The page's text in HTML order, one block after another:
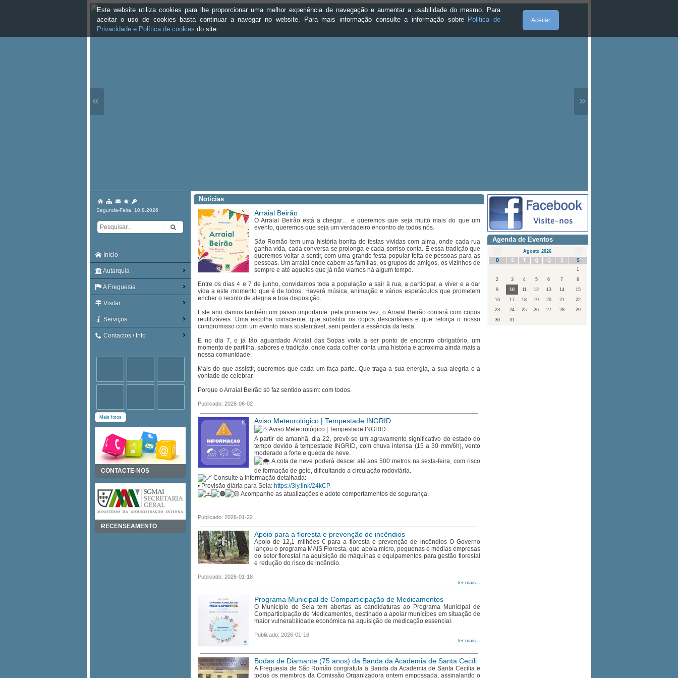
Este website utiliza cookies para lhe proporcionar uma melhor experiência de navegação e aumentar a usabilidade do mesmo. Para
aceitar o uso de cookies basta continuar a navegar no website. Para mais informação consulte a informação sobre Politica de
Privacidade e Política de cookies do site.
Aceitar
« »
Segunda-Feira, 10.8.2026
Início
Autarquia
A Freguesia
Visitar
Serviços
Contactos / Info
Mais fotos
CONTACTE-NOS
RECENSEAMENTO
Notícias
Arraial Beirão
O Arraial Beirão está a chegar… e queremos que seja muito mais do que um
evento, queremos que seja um verdadeiro encontro de todos nós.
São Romão tem uma história bonita de festas vividas com alma, onde cada rua
ganha vida, cada conversa se prolonga e cada sorriso conta. É essa tradição que
queremos voltar a sentir, com uma grande festa popular feita de pessoas para as
pessoas. Um arraial onde cabem as famílias, os grupos de amigos, os vizinhos de
sempre e até aqueles que já não víamos há algum tempo.
Entre os dias 4 e 7 de junho, convidamos toda a população a sair à rua, a participar, a viver e a dar
vida a este momento que é de todos. Haverá música, animação e vários espetáculos que prometem
encher o recinto de alegria e boa disposição.
Este ano damos também um passo importante: pela primeira vez, o Arraial Beirão contará com copos
reutilizáveis. Uma escolha consciente, que substitui os copos descartáveis e que reforça o nosso
compromisso com um evento mais sustentável, sem perder a essência da festa.
E no dia 7, o já tão aguardado Arraial das Sopas volta a ser ponto de encontro obrigatório, um
momento de partilha, sabores e tradição, onde cada colher conta uma história e aproxima ainda mais a
nossa comunidade.
Mais do que assistir, queremos que cada um faça parte. Que traga a sua energia, a sua alegria e a
vontade de celebrar.
Porque o Arraial Beirão só faz sentido assim: com todos.
Publicado: 2026-06-02
Aviso Meteorológico | Tempestade INGRID
Aviso Meteorológico | Tempestade INGRID
A partir de amanhã, dia 22, prevê-se um agravamento significativo do estado do
tempo devido à tempestade INGRID, com chuva intensa (15 a 30 mm/6h), vento
moderado a forte e queda de neve.
A cota de neve poderá descer até aos 500 metros na sexta-feira, com risco
de formação de gelo, dificultando a circulação rodoviária.
Consulte a informação detalhada:
• Previsão diária para Seia: https://3ly.link/24kCP
Acompanhe as atualizações e adote comportamentos de segurança.
Publicado: 2026-01-22
Apoio para a floresta e prevenção de incêndios
Apoio de 12,1 milhões € para a floresta e prevenção de incêndios O Governo
lançou o programa MAIS Floresta, que apoia micro, pequenas e médias empresas
do setor florestal na aquisição de máquinas e equipamentos para gestão florestal
e redução do risco de incêndio.
Publicado: 2026-01-18
ler mais...
Programa Municipal de Comparticipação de Medicamentos
O Município de Seia tem abertas as candidaturas ao Programa Municipal de
Comparticipação de Medicamentos, destinado a apoiar munícipes em situação de
maior vulnerabilidade económica na aquisição de medicação essencial.
Publicado: 2026-01-16
ler mais...
Bodas de Diamante (75 anos) da Banda da Academia de Santa Cecíli
A Freguesia de São Romão congratula a Banda da Academia de Santa Cecília e
todos os membros da Comissão Organizadora ontem empossada, assinalando o
Agenda de Eventos
Agosto 2026
D
S T Q Q S
S
1
2
3 4 5 6 7
8
9
10 11 12 13 14
15
16
17 18 19 20 21
22
23
24 25 26 27 28
29
30
31